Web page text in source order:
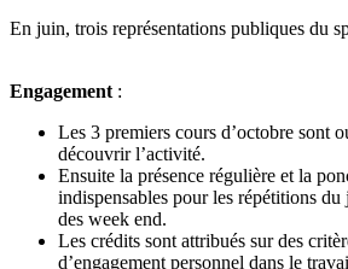
En juin, trois représentations publiques du
Engagement :
Les 3 premiers cours d’octobre sont
découvrir l’activité.
Ensuite la présence régulière et la
indispensables pour les répétitions du
des week end.
Les crédits sont attribués sur des
d’engagement personnel dans le